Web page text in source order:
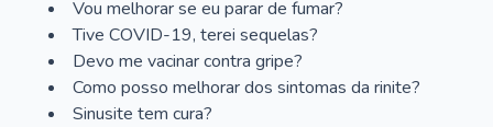
Vou melhorar se eu parar de fumar?
Tive COVID-19, terei sequelas?
Devo me vacinar contra gripe?
Como posso melhorar dos sintomas da rinite?
Sinusite tem cura?